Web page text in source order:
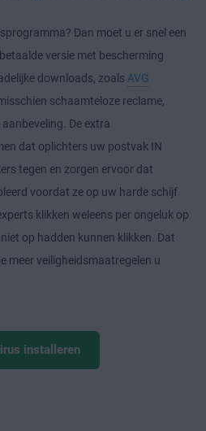
Dan moet u er snel een
versie met bescherming
downloads, zoals AVG
misschien schaamteloze reclame,
De extra
dat oplichters uw postvak IN
tegen en zorgen ervoor dat
voordat ze op uw harde schijf
klikken weleens per ongeluk op
op hadden kunnen klikken. Dat
meer veiligheidsmaatregelen u
installeren